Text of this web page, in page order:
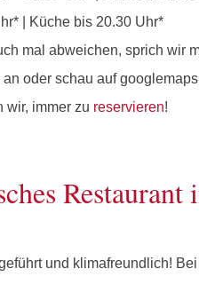
| Küche bis 20.30 Uhr*
mal abweichen, sprich wir
oder schau auf
wir, immer zu reservieren!
Restaurant
und klimafreundlich!